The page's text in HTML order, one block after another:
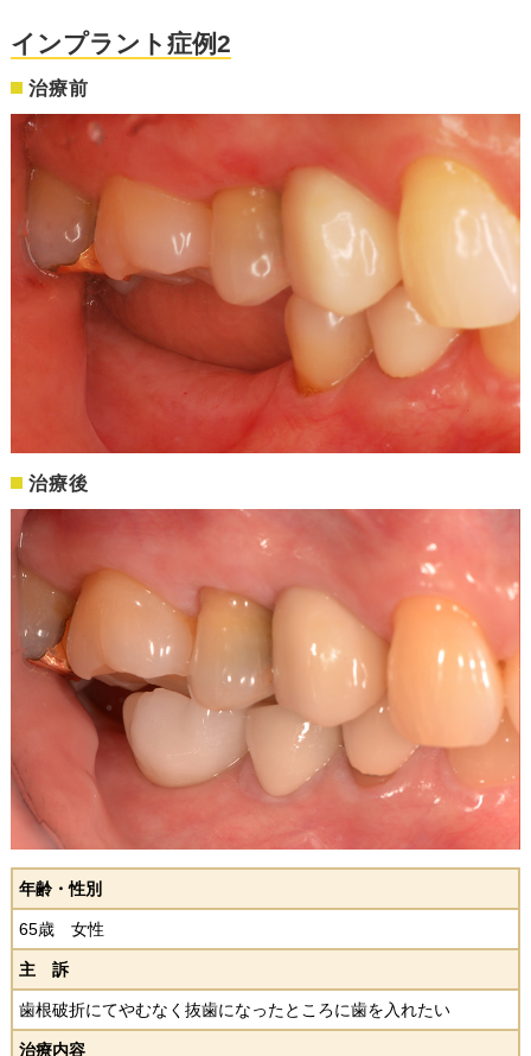
インプラント症例2
治療前
治療後
年齢・性別
65歳 女性
主 訴
歯根破折にてやむなく抜歯になったところに歯を入れたい
治療内容